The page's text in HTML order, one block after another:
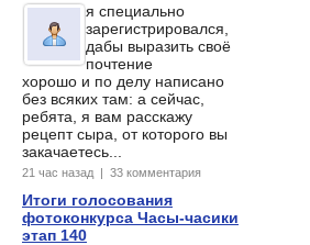
я специально
зарегистрировался,
дабы выразить своё
почтение
хорошо и по делу написано
без всяких там: а сейчас,
ребята, я вам расскажу
рецепт сыра, от которого вы
закачаетесь...
21 час назад | 33 комментария
Итоги голосования
фотоконкурса Часы-часики
этап 140